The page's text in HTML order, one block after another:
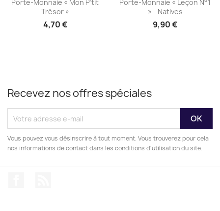
Porte-Monnaie « Mon P’tit
Trésor »
4,70 €
Porte-Monnaie « Leçon N°1
» - Natives
9,90 €
Recevez nos offres spéciales
Vous pouvez vous désinscrire à tout moment. Vous trouverez pour cela
nos informations de contact dans les conditions d'utilisation du site.